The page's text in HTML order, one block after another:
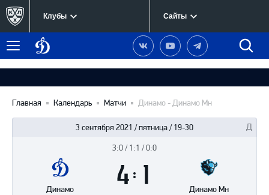
Клубы Сайты
Меню
Динамо
Москва
Наша
группа
Вконтакте
Наш
канал
YouTube
Наш
канал
Telegram
Главная Календарь Матчи Динамо - Динамо Мн
3 сентября 2021 / пятница / 19-30
матча
3:0 / 1:1 / 0:0
Динамо Динамо Мн